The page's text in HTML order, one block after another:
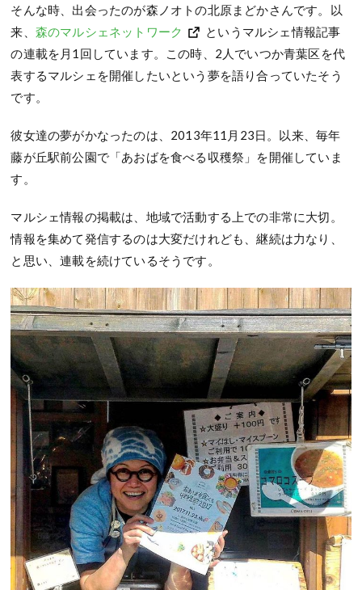
そんな時、出会ったのが森ノオトの北原まどかさんです。以
来、 森のマルシェネットワーク
というマルシェ情報記事
の連載を月1回しています。この時、2人でいつか青葉区を代
表するマルシェを開催したいという夢を語り合っていたそう
です。
彼女達の夢がかなったのは、2013年11月23日。以来、毎年
藤が丘駅前公園で「あおばを食べる収穫祭」を開催していま
す。
マルシェ情報の掲載は、地域で活動する上での非常に大切。
情報を集めて発信するのは大変だけれども、継続は力なり、
と思い、連載を続けているそうです。